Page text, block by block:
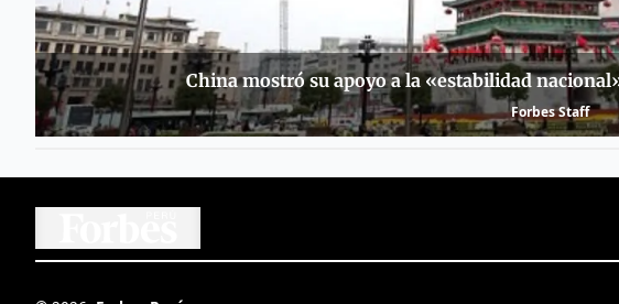
China mostró su apoyo a la «estabilidad
Forbes Staff